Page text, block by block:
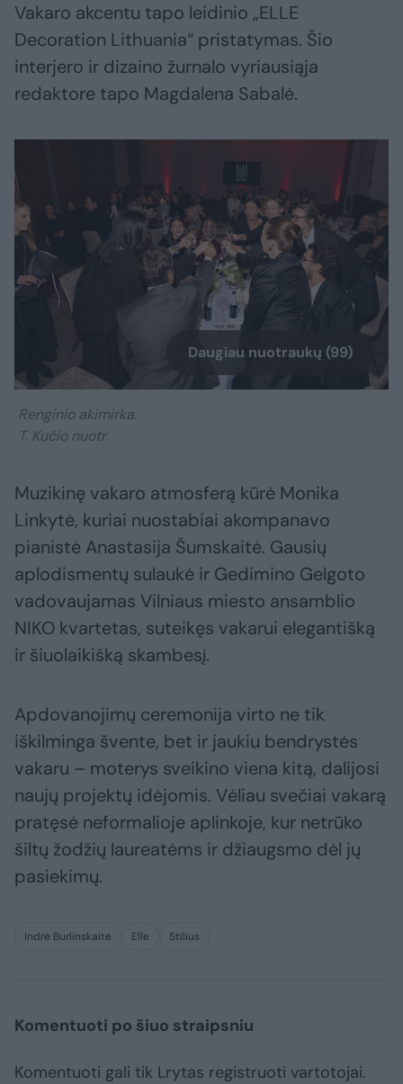
Vakaro akcentu tapo leidinio „ELLE
Decoration Lithuania“ pristatymas. Šio
interjero ir dizaino žurnalo vyriausiąja
redaktore tapo Magdalena Sabalė.
Daugiau nuotraukų (99)
Renginio akimirka.
T. Kučio nuotr.
Muzikinę vakaro atmosferą kūrė Monika
Linkytė, kuriai nuostabiai akompanavo
pianistė Anastasija Šumskaitė. Gausių
aplodismentų sulaukė ir Gedimino Gelgoto
vadovaujamas Vilniaus miesto ansamblio
NIKO kvartetas, suteikęs vakarui elegantišką
ir šiuolaikišką skambesį.
Apdovanojimų ceremonija virto ne tik
iškilminga švente, bet ir jaukiu bendrystės
vakaru – moterys sveikino viena kitą, dalijosi
naujų projektų idėjomis. Vėliau svečiai vakarą
pratęsė neformalioje aplinkoje, kur netrūko
šiltų žodžių laureatėms ir džiaugsmo dėl jų
pasiekimų.
Indrė Burlinskaitė Elle Stilius
Komentuoti po šiuo straipsniu
Komentuoti gali tik Lrytas registruoti vartotojai.